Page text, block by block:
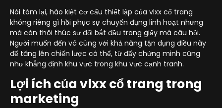
Nói tóm lại, hào kiệt cơ cấu thiết lập của vlxx cổ trang
không riêng gì hồi phục sự chuyển đụng linh hoạt nhưng
mà còn thôi thúc sự đổi bắt đầu trong giấy má câu hỏi.
Người muốn đến vô cùng với khả năng tận dụng điều này
để tăng lên chiến lược cá thể, từ đấy chứng minh cũng
như khẳng định khu vực trong khu vực cạnh tranh.
Lợi ích của vlxx cổ trang trong
marketing